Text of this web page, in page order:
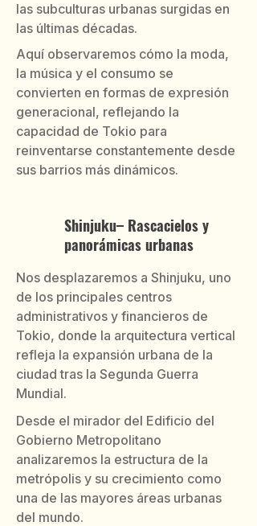
las subculturas urbanas surgidas en
las últimas décadas.
Aquí observaremos cómo la moda,
la música y el consumo se
convierten en formas de expresión
generacional, reflejando la
capacidad de Tokio para
reinventarse constantemente desde
sus barrios más dinámicos.
Shinjuku– Rascacielos y
panorámicas urbanas
Nos desplazaremos a Shinjuku, uno
de los principales centros
administrativos y financieros de
Tokio, donde la arquitectura vertical
refleja la expansión urbana de la
ciudad tras la Segunda Guerra
Mundial.
Desde el mirador del Edificio del
Gobierno Metropolitano
analizaremos la estructura de la
metrópolis y su crecimiento como
una de las mayores áreas urbanas
del mundo.